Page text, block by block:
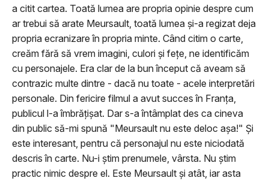
a citit cartea. Toată lumea are propria opinie despre cum
ar trebui să arate Meursault, toată lumea şi-a regizat deja
propria ecranizare în propria minte. Când citim o carte,
creăm fără să vrem imagini, culori şi feţe, ne identificăm
cu personajele. Era clar de la bun început că aveam să
contrazic multe dintre - dacă nu toate - acele interpretări
personale. Din fericire filmul a avut succes în Franţa,
publicul l-a îmbrăţişat. Dar s-a întâmplat des ca cineva
din public să-mi spună "Meursault nu este deloc aşa!" Şi
este interesant, pentru că personajul nu este niciodată
descris în carte. Nu-i ştim prenumele, vârsta. Nu ştim
practic nimic despre el. Este Meursault şi atât, iar asta